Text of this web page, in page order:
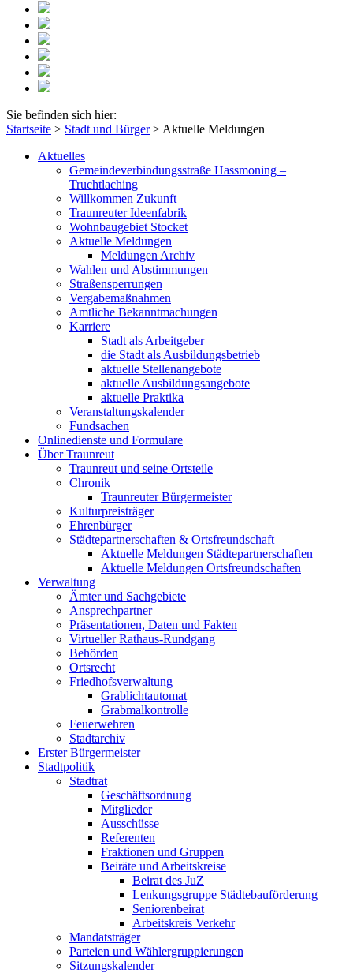
Sie befinden sich hier:
Startseite > Stadt und Bürger> Aktuelle Meldungen
Aktuelles
Gemeindeverbindungsstraße Hassmoning –
Truchtlaching
Willkommen Zukunft
Traunreuter Ideenfabrik
Wohnbaugebiet Stocket
Aktuelle Meldungen
Meldungen Archiv
Wahlen und Abstimmungen
Straßensperrungen
Vergabemaßnahmen
Amtliche Bekanntmachungen
Karriere
Stadt als Arbeitgeber
die Stadt als Ausbildungsbetrieb
aktuelle Stellenangebote
aktuelle Ausbildungsangebote
aktuelle Praktika
Veranstaltungskalender
Fundsachen
Onlinedienste und Formulare
Über Traunreut
Traunreut und seine Ortsteile
Chronik
Traunreuter Bürgermeister
Kulturpreisträger
Ehrenbürger
Städtepartnerschaften & Ortsfreundschaft
Aktuelle Meldungen Städtepartnerschaften
Aktuelle Meldungen Ortsfreundschaften
Verwaltung
Ämter und Sachgebiete
Ansprechpartner
Präsentationen, Daten und Fakten
Virtueller Rathaus-Rundgang
Behörden
Ortsrecht
Friedhofsverwaltung
Grablichtautomat
Grabmalkontrolle
Feuerwehren
Stadtarchiv
Erster Bürgermeister
Stadtpolitik
Stadtrat
Geschäftsordnung
Mitglieder
Ausschüsse
Referenten
Fraktionen und Gruppen
Beiräte und Arbeitskreise
Beirat des JuZ
Lenkungsgruppe Städtebauförderung
Seniorenbeirat
Arbeitskreis Verkehr
Mandatsträger
Parteien und Wählergruppierungen
Sitzungskalender